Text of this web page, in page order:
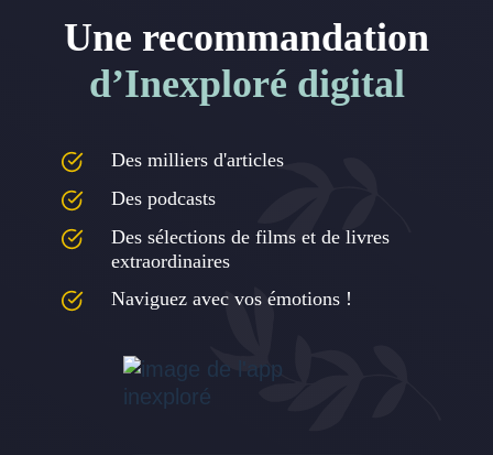
Une recommandation
d’Inexploré digital
Des milliers d'articles
Des podcasts
Des sélections de films et de livres
extraordinaires
Naviguez avec vos émotions !